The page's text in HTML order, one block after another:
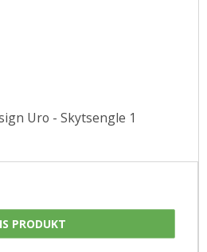
Uro - Skytsengle 1
PRODUKT